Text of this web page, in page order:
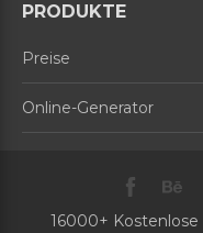
PRODUKTE
Preise
Online-Generator
16000+